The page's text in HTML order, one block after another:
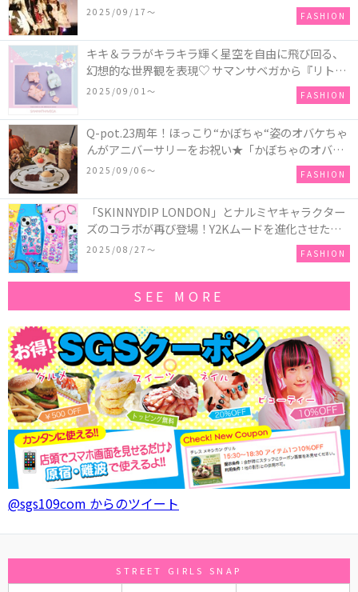
2025/09/17〜 FASHION
キキ＆ララがキラキラ輝く星空を自由に飛び回る、
幻想的な世界観を表現♡ サマンサベガから『リトル
ツインスターズ』50周年アニバーサリーイヤー』を
2025/09/01〜 FASHION
Q-pot.23周年！ほっこり“かぼちゃ“姿のオバケちゃ
んがアニバーサリーをお祝い★「かぼちゃのオバケ
ーキアクセサリー」が新発売！Q-pot CAFE.では
「かぼちゃのオバケーキプレート」も登場
2025/09/06〜 FASHION
「SKINNYDIP LONDON」とナルミヤキャラクター
ズのコラボが再び登場！Y2Kムードを進化させた新
作コレクションを発売♪
2025/08/27〜 FASHION
SEE MORE
@sgs109com からのツイート
STREET GIRLS SNAP